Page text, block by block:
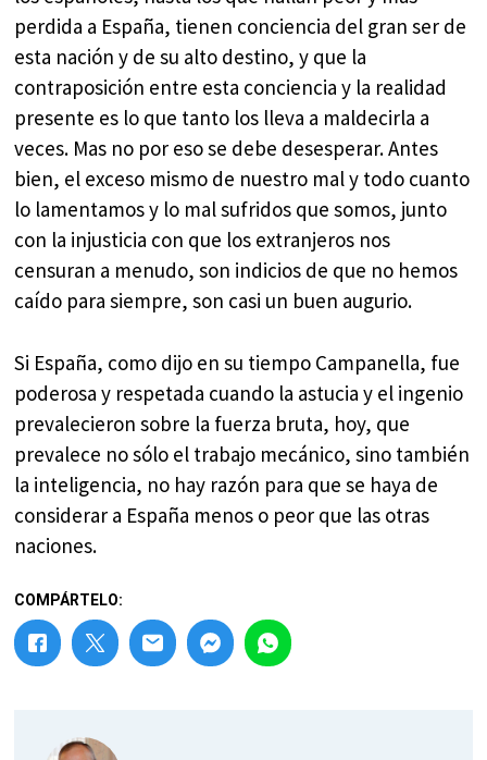
perdida a España, tienen conciencia del gran ser de
esta nación y de su alto destino, y que la
contraposición entre esta conciencia y la realidad
presente es lo que tanto los lleva a maldecirla a
veces. Mas no por eso se debe desesperar. Antes
bien, el exceso mismo de nuestro mal y todo cuanto
lo lamentamos y lo mal sufridos que somos, junto
con la injusticia con que los extranjeros nos
censuran a menudo, son indicios de que no hemos
caído para siempre, son casi un buen augurio.
Si España, como dijo en su tiempo Campanella, fue
poderosa y respetada cuando la astucia y el ingenio
prevalecieron sobre la fuerza bruta, hoy, que
prevalece no sólo el trabajo mecánico, sino también
la inteligencia, no hay razón para que se haya de
considerar a España menos o peor que las otras
naciones.
COMPÁRTELO: